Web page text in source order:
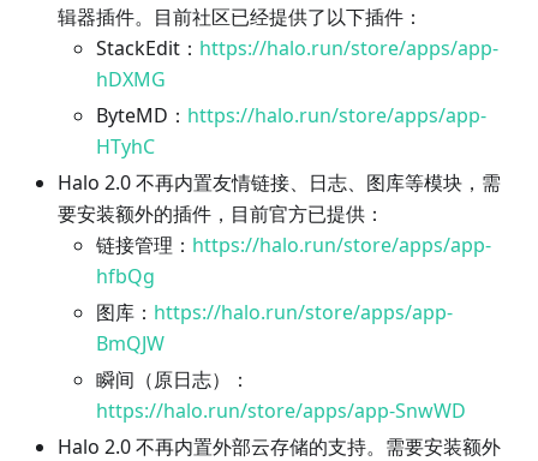
辑器插件。目前社区已经提供了以下插件：
StackEdit： https://halo.run/store/apps/app-
hDXMG
ByteMD： https://halo.run/store/apps/app-
HTyhC
Halo 2.0 不再内置友情链接、日志、图库等模块，需
要安装额外的插件，目前官方已提供：
链接管理： https://halo.run/store/apps/app-
hfbQg
图库： https://halo.run/store/apps/app-
BmQJW
瞬间（原日志）：
https://halo.run/store/apps/app-SnwWD
Halo 2.0 不再内置外部云存储的支持。需要安装额外